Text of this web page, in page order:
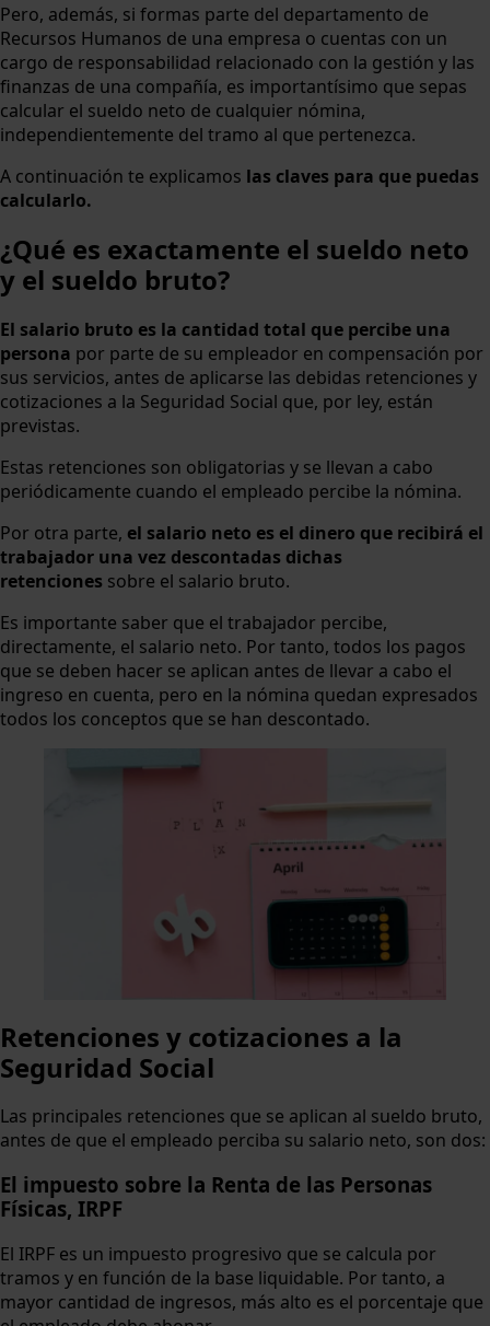
Pero, además, si formas parte del departamento de
Recursos Humanos de una empresa o cuentas con un
cargo de responsabilidad relacionado con la gestión y las
finanzas de una compañía, es importantísimo que sepas
calcular el sueldo neto de cualquier nómina,
independientemente del tramo al que pertenezca.
A continuación te explicamos las claves para que puedas
calcularlo.
¿Qué es exactamente el sueldo neto
y el sueldo bruto?
El salario bruto es la cantidad total que percibe una
persona por parte de su empleador en compensación por
sus servicios, antes de aplicarse las debidas retenciones y
cotizaciones a la Seguridad Social que, por ley, están
previstas.
Estas retenciones son obligatorias y se llevan a cabo
periódicamente cuando el empleado percibe la nómina.
Por otra parte, el salario neto es el dinero que recibirá el
trabajador una vez descontadas dichas
retenciones sobre el salario bruto.
Es importante saber que el trabajador percibe,
directamente, el salario neto. Por tanto, todos los pagos
que se deben hacer se aplican antes de llevar a cabo el
ingreso en cuenta, pero en la nómina quedan expresados
todos los conceptos que se han descontado.
Retenciones y cotizaciones a la
Seguridad Social
Las principales retenciones que se aplican al sueldo bruto,
antes de que el empleado perciba su salario neto, son dos:
El impuesto sobre la Renta de las Personas
Físicas, IRPF
El IRPF es un impuesto progresivo que se calcula por
tramos y en función de la base liquidable. Por tanto, a
mayor cantidad de ingresos, más alto es el porcentaje que